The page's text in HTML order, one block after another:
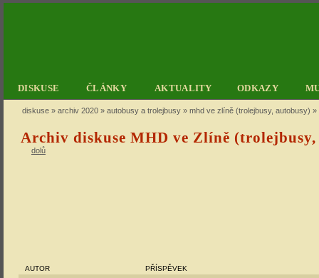
DISKUSE ČLÁNKY AKTUALITY ODKAZY
diskuse » archiv 2020 » autobusy a trolejbusy » mhd ve zlíně (trolejbusy, autobusy) »
Archiv diskuse MHD ve Zlíně (trolejbusy,
dolů
AUTOR PŘÍSPĚVEK